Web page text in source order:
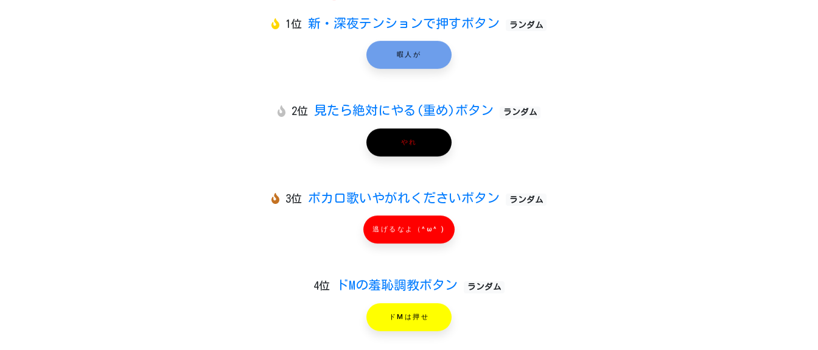
1位 新・深夜テンションで押すボタン ランダム
暇人が
2位 見たら絶対にやる(重め)ボタン ランダム
やれ
3位 ボカロ歌いやがれくださいボタン ランダム
逃げるなよ（^ω^ )
4位 ドMの羞恥調教ボタン ランダム
ドMは押せ